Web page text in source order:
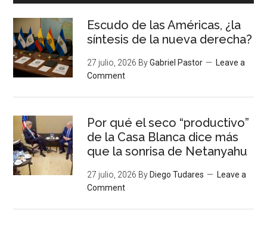
Escudo de las Américas, ¿la
síntesis de la nueva derecha?
27 julio, 2026 ByGabriel Pastor
Leave a
Comment
Por qué el seco “productivo”
de la Casa Blanca dice más
que la sonrisa de Netanyahu
27 julio, 2026 By Diego Tudares
Leave a
Comment